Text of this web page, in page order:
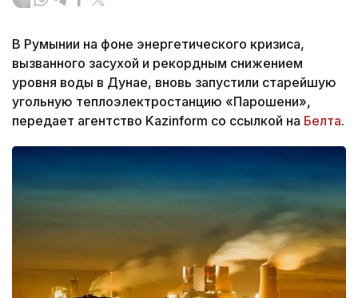
В Румынии на фоне энергетического кризиса,
вызванного засухой и рекордным снижением
уровня воды в Дунае, вновь запустили старейшую
угольную теплоэлектростанцию «Парошени»,
передает агентство Kazinform со ссылкой на Белта.